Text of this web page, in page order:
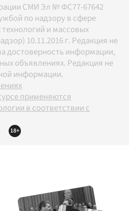
СМИ Эл № ФС77-67642
по надзору в сфере
и массовых
10.11.2016 г. Редакция не
достоверность информации,
объявлениях. Редакция не
информации.
применяются
в соответствии с
18+